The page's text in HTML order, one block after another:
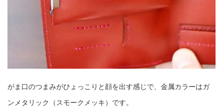
がま口のつまみがひょっこりと顔を出す感じで、金属カラーはガ
ンメタリック（スモークメッキ）です。